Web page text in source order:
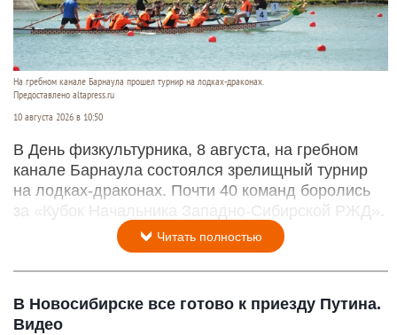
На гребном канале Барнаула прошел турнир на лодках-драконах.
Предоставлено altapress.ru
10 августа 2026 в 10:50
В День физкультурника, 8 августа, на гребном
канале Барнаула состоялся зрелищный турнир
на лодках-драконах. Почти 40 команд боролись
за «Кубок Начальника Западно-Сибирской РЖД».
Читать полностью
В Новосибирске все готово к приезду Путина.
Видео